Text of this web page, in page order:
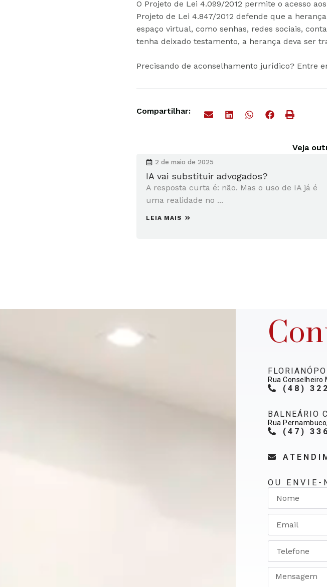
O Projeto de Lei 4.099/2012 permite o acesso
Projeto de Lei 4.847/2012 defende que a
espaço virtual, como senhas, redes sociais,
tenha deixado testamento, a herança deva ser
Precisando de aconselhamento jurídico? Entre
Compartilhar:
Veja
2 de maio de 2025
IA vai substituir advogados?
A resposta curta é: não. Mas o uso de IA já é
uma realidade no ...
LEIA MAIS
Rua Conselheiro
(48)
BALNEÁRIO
Rua
(47)
OU ENVIE-